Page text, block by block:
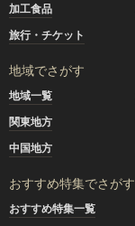
加工食品
旅行・チケット
地域でさがす
地域一覧
関東地方
中国地方
おすすめ特集でさがす
おすすめ特集一覧